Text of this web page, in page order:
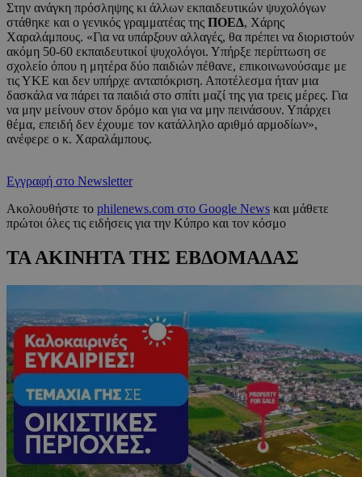
Στην ανάγκη πρόσληψης κι άλλων εκπαιδευτικών ψυχολόγων
στάθηκε και ο γενικός γραμματέας της ΠΟΕΔ, Χάρης
Χαραλάμπους. «Για να υπάρξουν αλλαγές, θα πρέπει να διοριστούν
ακόμη 50-60 εκπαιδευτικοί ψυχολόγοι. Υπήρξε περίπτωση σε
σχολείο όπου η μητέρα δύο παιδιών πέθανε, επικοινωνούσαμε με
τις ΥΚΕ και δεν υπήρχε ανταπόκριση. Αποτέλεσμα ήταν μια
δασκάλα να πάρει τα παιδιά στο σπίτι μαζί της για τρεις μέρες. Για
να μην μείνουν στον δρόμο και για να μην πεινάσουν. Υπάρχει
θέμα, επειδή δεν έχουμε τον κατάλληλο αριθμό αρμοδίων»,
ανέφερε ο κ. Χαραλάμπους.
Εγγραφή στο Newsletter
Ακολουθήστε το philenews.com στο Google News και μάθετε
πρώτοι όλες τις ειδήσεις για την Κύπρο και τον κόσμο
ΤΑ ΑΚΙΝΗΤΑ ΤΗΣ ΕΒΔΟΜΑΔΑΣ